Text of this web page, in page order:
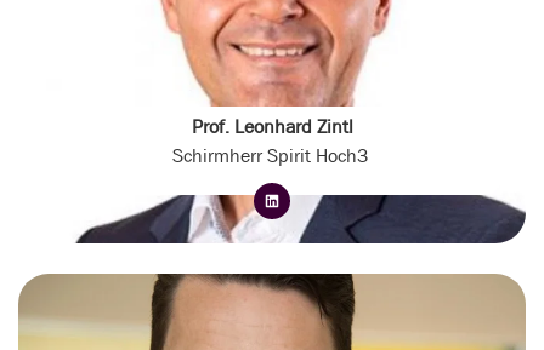
Prof. Leonhard Zintl
Schirmherr Spirit Hoch3